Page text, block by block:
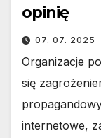
opinię
07. 07. 2025
Organizacje
się
internetowe,